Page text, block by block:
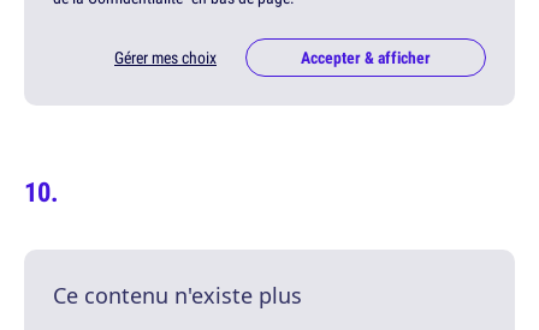
Gérer mes choix Accepter & afficher
Ce contenu n'existe plus